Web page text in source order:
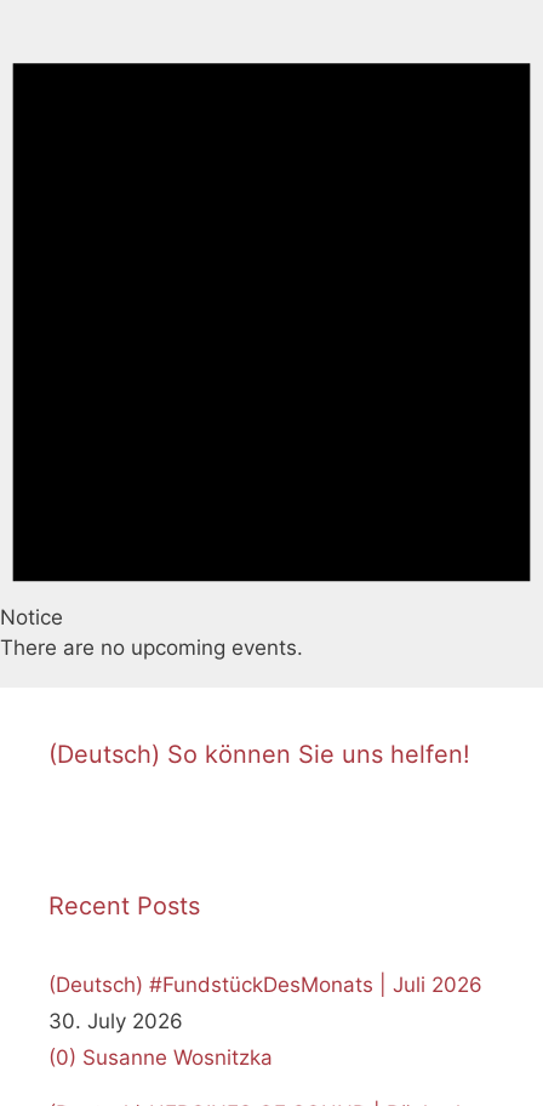
Notice
There are no upcoming events.
(Deutsch) So können Sie uns helfen!
Recent Posts
(Deutsch) #FundstückDesMonats | Juli 2026
30. July 2026
(0) Susanne Wosnitzka